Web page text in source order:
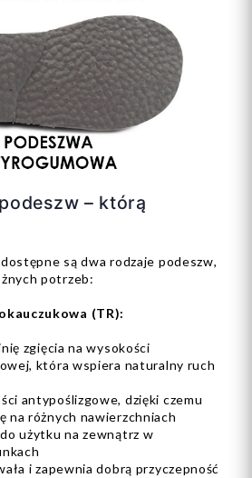
– którą
są dwa rodzaje podeszw,
potrzeb:
(TR):
zgięcia na wysokości
która wspiera naturalny ruch
antypoślizgowe, dzięki czemu
na różnych nawierzchniach
użytku na zewnątrz w
i zapewnia dobrą przyczepność